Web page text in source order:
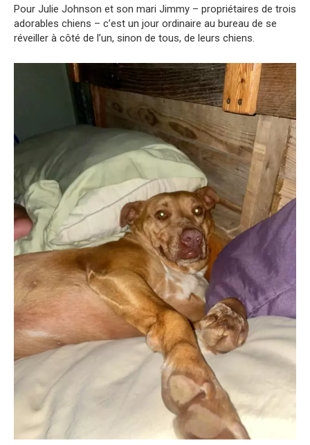
Pour Julie Johnson et son mari Jimmy – propriétaires de trois
adorables chiens – c’est un jour ordinaire au bureau de se
réveiller à côté de l’un, sinon de tous, de leurs chiens.